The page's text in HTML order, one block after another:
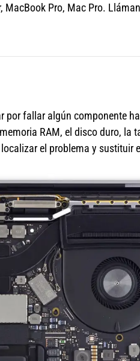
MacBook Pro, Mac Pro.
por fallar algún componente
RAM, el disco duro, la
el problema y sustituir